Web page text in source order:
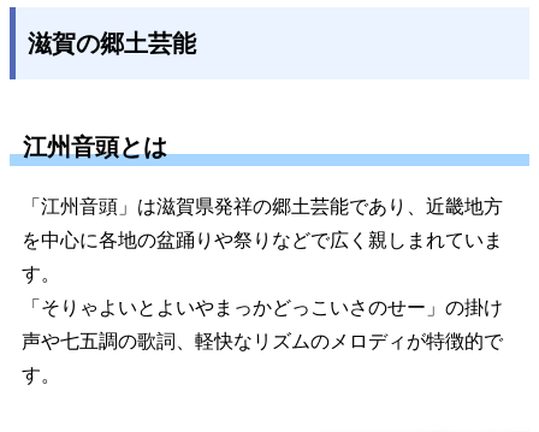
滋賀の郷土芸能
江州音頭とは
「江州音頭」は滋賀県発祥の郷土芸能であり、近畿地方
を中心に各地の盆踊りや祭りなどで広く親しまれていま
す。
「そりゃよいとよいやまっかどっこいさのせー」の掛け
声や七五調の歌詞、軽快なリズムのメロディが特徴的で
す。